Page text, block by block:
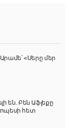
«Սերը մեր
են. Բեն Աֆլեքը
հետ